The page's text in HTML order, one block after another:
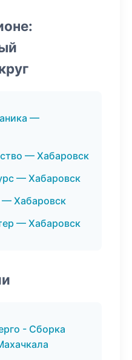
—
— Хабаровск
— Хабаровск
— Хабаровск
— Хабаровск
- Сборка